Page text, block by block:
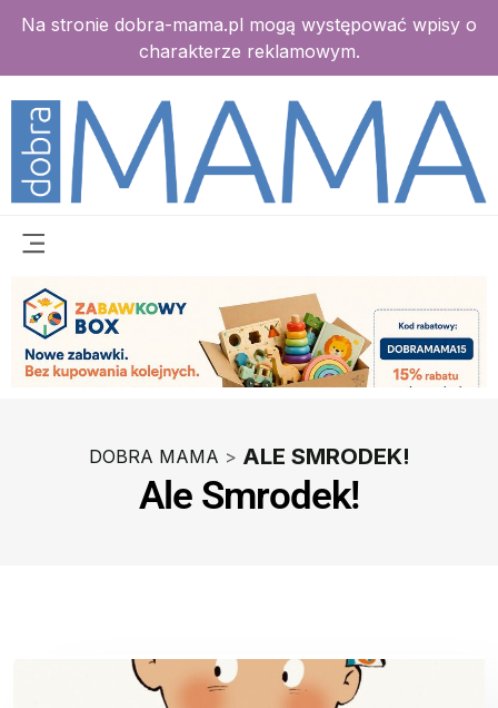
Na stronie dobra-mama.pl mogą występować wpisy o
charakterze reklamowym.
DOBRA MAMA > ALE SMRODEK!
Ale Smrodek!